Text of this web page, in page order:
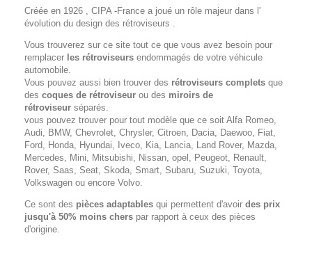
Créée en 1926 , CIPA -France a joué un rôle majeur dans l'
évolution du design des rétroviseurs .
Vous trouverez sur ce site tout ce que vous avez besoin pour
remplacer les rétroviseurs endommagés de votre véhicule
automobile.
Vous pouvez aussi bien trouver des rétroviseurs complets que
des coques de rétroviseur ou des miroirs de
rétroviseur séparés.
vous pouvez trouver pour tout modèle que ce soit Alfa Romeo,
Audi, BMW, Chevrolet, Chrysler, Citroen, Dacia, Daewoo, Fiat,
Ford, Honda, Hyundai, Iveco, Kia, Lancia, Land Rover, Mazda,
Mercedes, Mini, Mitsubishi, Nissan, opel, Peugeot, Renault,
Rover, Saas, Seat, Skoda, Smart, Subaru, Suzuki, Toyota,
Volkswagen ou encore Volvo.
Ce sont des pièces adaptables qui permettent d'avoir des prix
jusqu'à 50% moins chers par rapport à ceux des pièces
d'origine.